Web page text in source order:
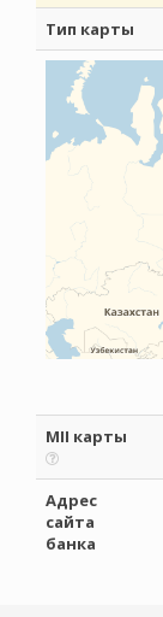
Тип карты
MII карты
Адрес
сайта
банка